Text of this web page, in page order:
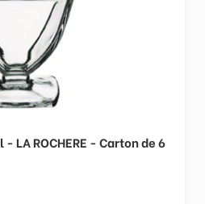
LA ROCHERE - Carton de 6